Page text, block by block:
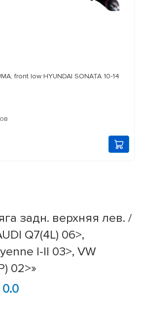
SONATA 10-14
задн. верхняя лев. /
Q7(4L) 06>,
I-II 03>, VW
02>»
0.0